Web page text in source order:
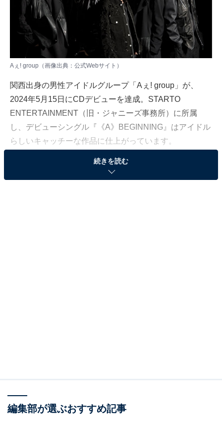
Aぇ! group（画像出典： 公式Webサイト ）​​​​​
関西出身の男性アイドルグループ「Aぇ! group」が、
2024年5月15日にCDデビューを達成。STARTO
ENTERTAINMENT（旧・ジャニーズ事務所）に所属
し、デビューシングル『《A》BEGINNING』はアイドル
らしいキャッチーな作品に仕上がっています。
メンバーは、正門良規さん、末澤誠也さん、草間リチャ
ード敬太さん、小島健さん、佐野晶哉さんの5人。関西
続きを読む
編集部が選ぶおすすめ記事